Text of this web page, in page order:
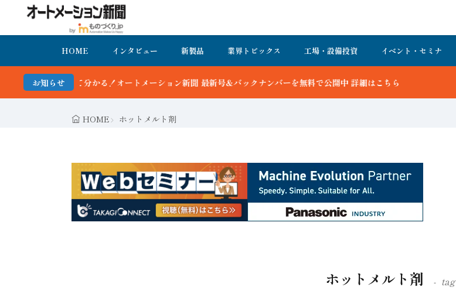
HOME インタビュー 新製品 業界トピックス 工場・設備投資 イベント・セミナ
お知らせ
！オートメーション新聞 最新号＆バックナンバーを無料で公開中 詳細はこちら
HOME ホットメルト剤
ホットメルト剤 tag